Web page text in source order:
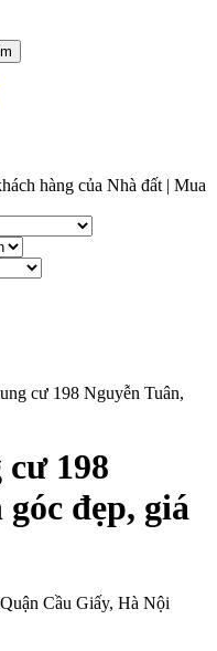
hàng của Nhà đất | Mua
cư 198 Nguyễn Tuân,
198
đẹp, giá
Cầu Giấy, Hà Nội